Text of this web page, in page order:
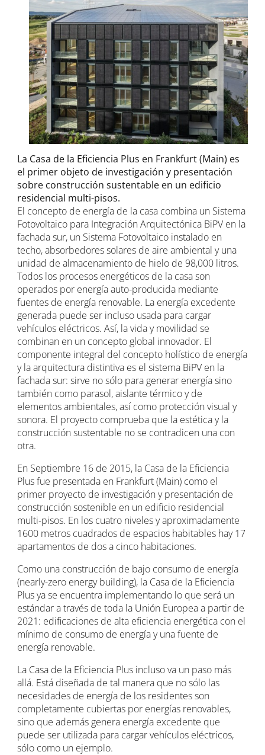
La Casa de la Eficiencia Plus en Frankfurt (Main) es
el primer objeto de investigación y presentación
sobre construcción sustentable en un edificio
residencial multi-pisos.
El concepto de energía de la casa combina un Sistema
Fotovoltaico para Integración Arquitectónica BiPV en la
fachada sur, un Sistema Fotovoltaico instalado en
techo, absorbedores solares de aire ambiental y una
unidad de almacenamiento de hielo de 98,000 litros.
Todos los procesos energéticos de la casa son
operados por energía auto-producida mediante
fuentes de energía renovable. La energía excedente
generada puede ser incluso usada para cargar
vehículos eléctricos. Así, la vida y movilidad se
combinan en un concepto global innovador. El
componente integral del concepto holístico de energía
y la arquitectura distintiva es el sistema BiPV en la
fachada sur: sirve no sólo para generar energía sino
también como parasol, aislante térmico y de
elementos ambientales, así como protección visual y
sonora. El proyecto comprueba que la estética y la
construcción sustentable no se contradicen una con
otra.
En Septiembre 16 de 2015, la Casa de la Eficiencia
Plus fue presentada en Frankfurt (Main) como el
primer proyecto de investigación y presentación de
construcción sostenible en un edificio residencial
multi-pisos. En los cuatro niveles y aproximadamente
1600 metros cuadrados de espacios habitables hay 17
apartamentos de dos a cinco habitaciones.
Como una construcción de bajo consumo de energía
(nearly-zero energy building), la Casa de la Eficiencia
Plus ya se encuentra implementando lo que será un
estándar a través de toda la Unión Europea a partir de
2021: edificaciones de alta eficiencia energética con el
mínimo de consumo de energía y una fuente de
energía renovable.
La Casa de la Eficiencia Plus incluso va un paso más
allá. Está diseñada de tal manera que no sólo las
necesidades de energía de los residentes son
completamente cubiertas por energías renovables,
sino que además genera energía excedente que
puede ser utilizada para cargar vehículos eléctricos,
sólo como un ejemplo.